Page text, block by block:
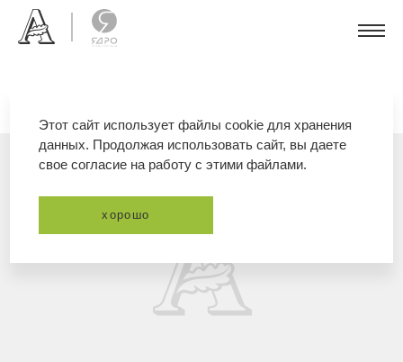
Этот сайт использует файлы cookie для хранения
данных. Продолжая использовать сайт, вы даете
свое согласие на работу с этими файлами.
хорошо